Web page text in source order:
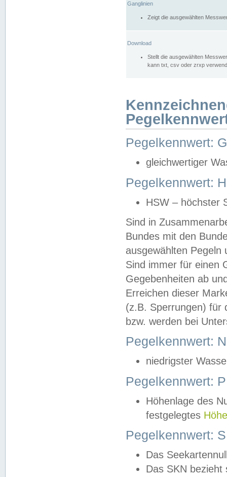
Ganglinien
Zeigt die ausgewählten
Download
Stellt die ausgewählten
kann txt, csv oder zrxp
Pegelkennwert:
gleichwertiger
Pegelkennwert:
HSW – höchster
Sind in
Bundes mit den
ausgewählten
Sind immer für einen
Gegebenheiten ab
Erreichen dieser
(z.B. Sperrungen) für
bzw. werden bei
Pegelkennwert:
niedrigster
Pegelkennwert:
Höhenlage des
festgelegtes
Pegelkennwert:
Das
Das SKN